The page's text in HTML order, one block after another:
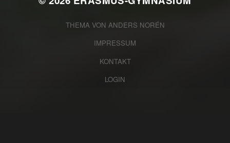
THEMA VON ANDERS NORÉN
IMPRESSUM
KONTAKT
LOGIN